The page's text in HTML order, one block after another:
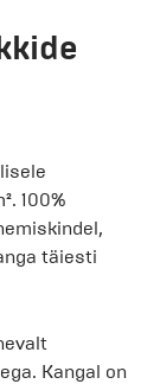
100%
täiesti
Kangal on